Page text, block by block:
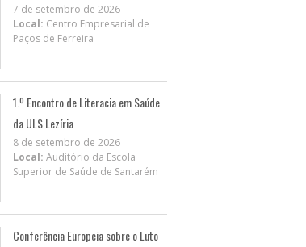
7 de setembro de 2026
Local: Centro Empresarial de
Paços de Ferreira
1.º Encontro de Literacia em Saúde
da ULS Lezíria
8 de setembro de 2026
Local: Auditório da Escola
Superior de Saúde de Santarém
Conferência Europeia sobre o Luto